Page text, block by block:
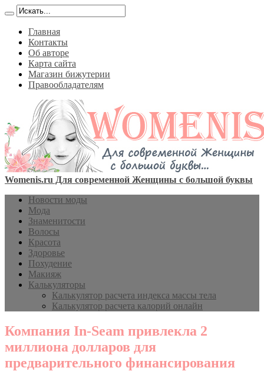
Главная
Контакты
Об авторе
Карта сайта
Магазин бижутерии
Правообладателям
Womenis.ru Для современной Женщины с большой буквы
Новости моды
Мода
Знаменитости
Волосы
Красота
Здоровье
Похудение
Макияж
Калькуляторы
Калькулятор расчета индекса массы тела
Калькулятор расчета калорий онлайн
Компания In-Seam привлекла 2
миллиона долларов для
предварительного финансирования